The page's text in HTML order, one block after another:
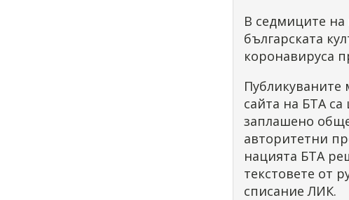
В седмиците
българската
коронавируса
Публикуваните
сайта на БТА
заплашено
авторитетни
нацията БТА
текстовете от
списание ЛИК.